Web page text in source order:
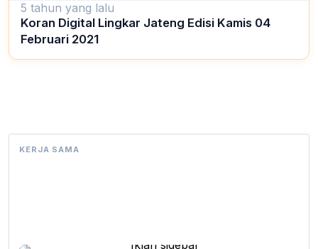
5 tahun yang lalu
Koran Digital Lingkar Jateng Edisi Kamis 04
Februari 2021
KERJA SAMA